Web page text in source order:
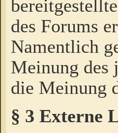
des Forums
Namentlich
Meinung des
die Meinung
§ 3 Externe